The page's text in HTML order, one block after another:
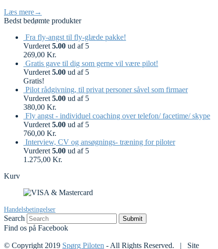
Læs mere→
Bedst bedømte produkter
Fra fly-angst til fly-glæde pakke!
Vurderet 5.00 ud af 5
269,00 Kr.
Gratis gave til dig som gerne vil være pilot!
Vurderet 5.00 ud af 5
Gratis!
Pilot rådgivning, til privat personer såvel som firmaer
Vurderet 5.00 ud af 5
380,00 Kr.
Fly angst - individuel coaching over telefon/ facetime/ skype
Vurderet 5.00 ud af 5
760,00 Kr.
Interview, CV og ansøgnings- træning for piloter
Vurderet 5.00 ud af 5
1.275,00 Kr.
Kurv
Handelsbetingelser
Search Submit
Find os på Facebook
© Copyright 2019 Spørg Piloten - All Rights Reserved. | Site